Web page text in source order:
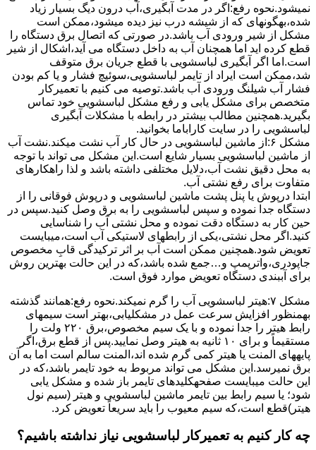
نمیشود.نحوه رﻓﻊ:اﮔﺮ در ﻣﺪت آﺑﮕﯿﺮی،آب درون دﯾﮓ ﺑﺴﯿﺎر زﯾﺎد
ﺷﺪه،بهگونهای ﮐﻪ از ﺷﯿﺸﻪ درب ﻧﯿﺰ دﯾﺪه میشود،ممکن است
مشکل از شیر ورودی آب باشد.در صورتی که اتصال برق دستگاه را
قطع کرده اید اما همچنان آب به داخل دستگاه می آید،اشکال از شیر
است.اما اگر آبگیری لباسشویی با قطع جریان برق متوقف
شد،ممکن است ایراد از تایمر لباسشویی،سوئیچ فشار و یا کم بودن
فشار آب شیلنگ ورودی آب باشد.توصیه می کنیم با تعمیرکار
متخصص برای مشکل یابی و رفع مشکل لباسشویی خود تماس
بگیرید.همچنین مطالب بیشتر در رابطه با مشکلات آبگیری
لباسشویی را در سایت کاراباما بخوانید.
مشکل ۶:از ﻣﺎﺷﯿﻦ لباسشویی در ﺣﺎل ﮐﺎر آب ﻧﺸﺖ میکند.نشت آب
از ماشین لباسشویی بسیار شایع است.این مشکل می تواند با توجه
به محل دقیق نشت آب،دلایل مختلفی داشته باشد و لذا راهکارهای
متفاوت برای رفع نشتی آب.
ابتدا درپوش یا پنل ﭘﺸﺖ ﻣﺎﺷﯿﻦ لباسشویی و درپوش ﻓﻮﻗﺎﻧﯽ را از
دستگاه ﺟﺪا ﻧﻤﻮده و ﺳﭙﺲ لباسشویی را ﺑﻪ ﺑﺮق وصل ﮐﻨﯿﺪ.سپس در
حین کار به دستگاه دقت نموده و ﻣﺤﻞ نشتی آب را ﺷﻨﺎﺳﺎﯾﯽ
کنید.اﮔﺮ ﻣﺤﻞ نشتی،ﯾﮑﯽ از رابطهای ﻻﺳﺘﯿﮑﯽ آب اﺳﺖ،میبایست
ﺗﻌﻮﯾﺾ شود.همچنین ﻣﻤﮑﻦ اﺳﺖ آب بر اثر ﺗﺮﮐﯿﺪﮔﯽ قابِ ﻣﺨﺼﻮص
ﺟﺎﭘﻮدری،واترپمپ و…جمع شده ﺑﺎﺷﺪ،ﮐﻪ در این حالت بهترین روش
برای آببندی دستگاه ﺗﻌﻮﯾﺾ ﻣﻮارد ﻓﻮق اﺳﺖ.
مشکل ۷:ﻫﯿﺘﺮ لباسشویی آب را ﮔﺮم نمیکند.نحوه رﻓﻊ:ﻫﻤﺎﻧﻨﺪ ﮔﺬﺷﺘﻪ
بهمنظور اﻓﺰاﯾﺶ ﺳﺮﻋﺖ ﻋﻤﻞ در مشکلیابی،بهتر است سیمهای
راﺑﻂ ﻫﯿﺘﺮ را ﺟﺪا ﻧﻤﻮده و ﺑﺎ ﯾﮏ ﺳﯿﻢ ﻣﺨﺼﻮص،برق ۲۲۰ ولت را
مستقیماً و برای ۱۰ ﺛﺎﻧﯿﻪ ﺑﻪ ﻫﯿﺘﺮ وصل نمایید.ﭘﺲ از ﻗﻄﻊ ﺑﺮق،اﮔﺮ
پایههای اﻟﻤﻨﺖ یا هیتر کمی ﮔﺮم ﺷﺪه اند،اﻟﻤﻨﺖ ﺳﺎﻟﻢ است اما ﺑﻪ آن
ﺑﺮق نمیرسد.اﯾﻦ ﻣﺸﮑﻞ می تواند مربوط به ﺧﻮد ﺗﺎﯾﻤﺮ باشد،ﮐﻪ در
این حالت میبایست صفحهکلیدهای ﺗﺎﯾﻤﺮ باز شده و مشکل یابی
شود؛ ﯾﺎ ﺳﯿﻢ راﺑﻂ ﺑﯿﻦ ﺗﺎﯾﻤﺮ ماشین لباسشویی و ﻫﯿﺘﺮ (سیم ﻧﻮل
ﻫﯿﺘﺮ)ﻗﻄﻊ اﺳﺖ،ﮐﻪ ﺳﯿﻢ ﻣﻌﯿﻮب را ﺑﺎﯾﺪ سریعاً ﺗﻌﻮﯾﺾ کرد.
چه کار کنیم به تعمیرکار لباسشویی نیاز نداشته باشیم؟